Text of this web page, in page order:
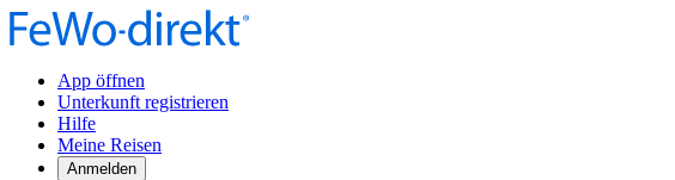
App öffnen
Unterkunft registrieren
Hilfe
Meine Reisen
Anmelden